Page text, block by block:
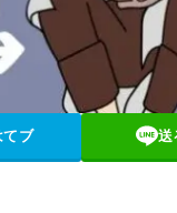
てブ 送